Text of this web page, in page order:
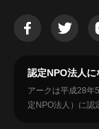
認定NPO法人に
アークは平成28年
定NPO法人）に認